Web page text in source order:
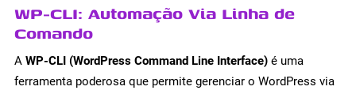
WP-CLI: Automação Via Linha de
Comando
A WP-CLI (WordPress Command Line Interface) é uma
ferramenta poderosa que permite gerenciar o WordPress via